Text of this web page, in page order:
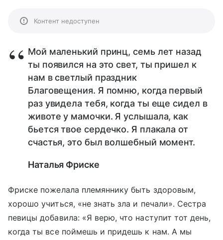
Контент недоступен
Мой маленький принц, семь лет назад
ты появился на это свет, ты пришел к
нам в светлый праздник
Благовещения. Я помню, когда первый
раз увидела тебя, когда ты еще сидел в
животе у мамочки. Я услышала, как
бьется твое сердечко. Я плакала от
счастья, это был волшебный момент.
Наталья Фриске
Фриске пожелала племяннику быть здоровым,
хорошо учиться, «не знать зла и печали». Сестра
певицы добавила: «Я верю, что наступит тот день,
когда ты все поймешь и придешь к нам. А мы